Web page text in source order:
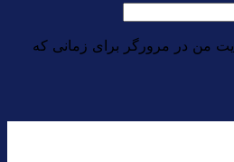
من در مرورگر برای زمانی که